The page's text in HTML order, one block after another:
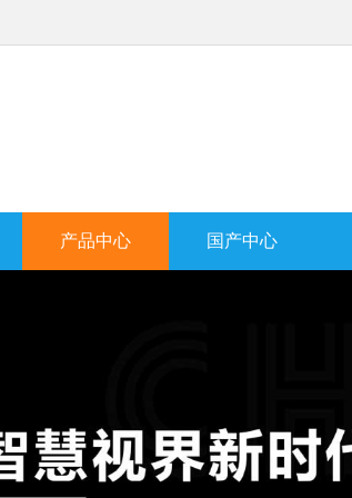
产品中心 国产中心